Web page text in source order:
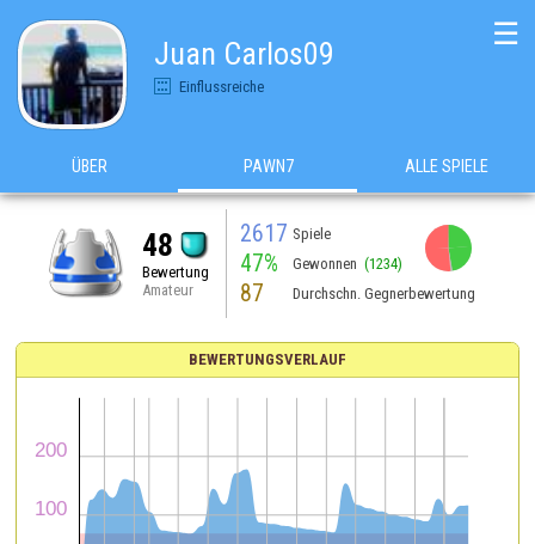
Juan Carlos09
Einflussreiche
☰
ÜBER PAWN7 ALLE SPIELE
48
Bewertung
Amateur
2617 Spiele
47% Gewonnen (1234)
87 Durchschn. Gegnerbewertung
BEWERTUNGSVERLAUF